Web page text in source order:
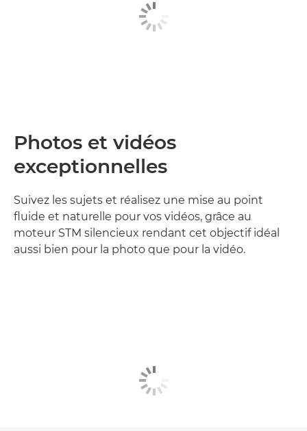
Photos et vidéos
exceptionnelles
Suivez les sujets et réalisez une mise au point
fluide et naturelle pour vos vidéos, grâce au
moteur STM silencieux rendant cet objectif idéal
aussi bien pour la photo que pour la vidéo.